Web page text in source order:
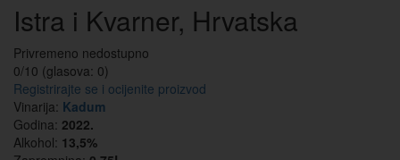
Istra i Kvarner, Hrvatska
Privremeno nedostupno
0/10 (glasova: 0)
Registrirajte se i ocijenite proizvod
Vinarija: Kadum
Godina: 2022.
Alkohol: 13,5%